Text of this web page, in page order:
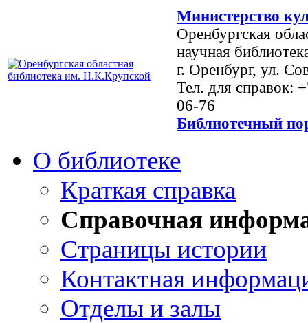
Министерство
Оренбургская
научная
г. Оренбург, ул.
Тел. для справок:
06-76
Библиотечный
О библиотеке
Краткая справка
Справочная
Страницы истории
Контактная
Отделы и залы